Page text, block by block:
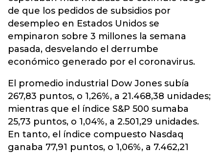
de que los pedidos de subsidios por
desempleo en Estados Unidos se
empinaron sobre 3 millones la semana
pasada, desvelando el derrumbe
económico generado por el coronavirus.
El promedio industrial Dow Jones subía
267,83 puntos, o 1,26%, a 21.468,38 unidades;
mientras que el índice S&P 500 sumaba
25,73 puntos, o 1,04%, a 2.501,29 unidades.
En tanto, el índice compuesto Nasdaq
ganaba 77,91 puntos, o 1,06%, a 7.462,21